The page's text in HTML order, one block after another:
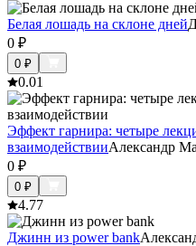
Белая лошадь на склоне дней
0 ₽
0 ₽
0.01
Эффект гарнира: четыре
взаимодействииАлександр
0 ₽
0 ₽
4.77
Джинн из power bank